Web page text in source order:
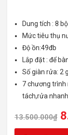
Dung tích : 8 bộ
Mức tiêu thụ
Độ ồn:49đb
Lắp đặt : để
Số giàn rửa: 2
7 chương trình
tách,rửa
13.500.000₫